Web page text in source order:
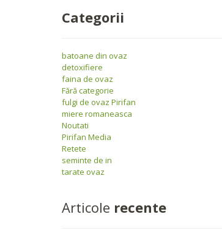
Categorii
batoane din ovaz
detoxifiere
faina de ovaz
Fără categorie
fulgi de ovaz Pirifan
miere romaneasca
Noutati
Pirifan Media
Retete
seminte de in
tarate ovaz
Articole recente